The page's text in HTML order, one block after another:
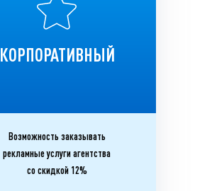
КОРПОРАТИВНЫЙ
Возможность заказывать
рекламные услуги агентства
со скидкой 12%